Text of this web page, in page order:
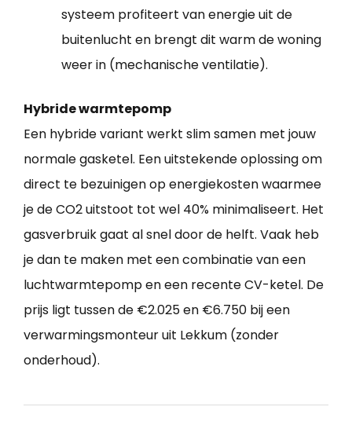
systeem profiteert van energie uit de
buitenlucht en brengt dit warm de woning
weer in (mechanische ventilatie).
Hybride warmtepomp
Een hybride variant werkt slim samen met jouw
normale gasketel. Een uitstekende oplossing om
direct te bezuinigen op energiekosten waarmee
je de CO2 uitstoot tot wel 40% minimaliseert. Het
gasverbruik gaat al snel door de helft. Vaak heb
je dan te maken met een combinatie van een
luchtwarmtepomp en een recente CV-ketel. De
prijs ligt tussen de €2.025 en €6.750 bij een
verwarmingsmonteur uit Lekkum (zonder
onderhoud).